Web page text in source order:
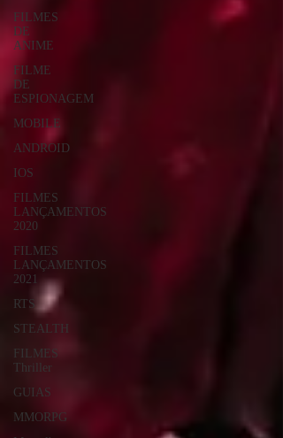
FILMES
DE
ANIME
FILME
DE
ESPIONAGEM
MOBILE
ANDROID
IOS
FILMES
LANÇAMENTOS
2020
FILMES
LANÇAMENTOS
2021
RTS
STEALTH
FILMES
Thriller
GUIAS
MMORPG